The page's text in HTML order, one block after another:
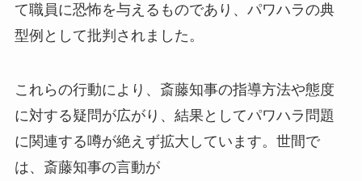
て職員に恐怖を与えるものであり、パワハラの典
型例として批判されました。
これらの行動により、斎藤知事の指導方法や態度
に対する疑問が広がり、結果としてパワハラ問題
に関連する噂が絶えず拡大しています。世間で
は、斎藤知事の言動が